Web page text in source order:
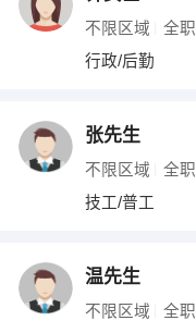
不限区域 全职
行政/后勤
张先生
不限区域 全职
技工/普工
温先生
不限区域 全职